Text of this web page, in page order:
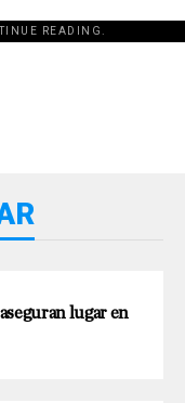
READING.
lugar en